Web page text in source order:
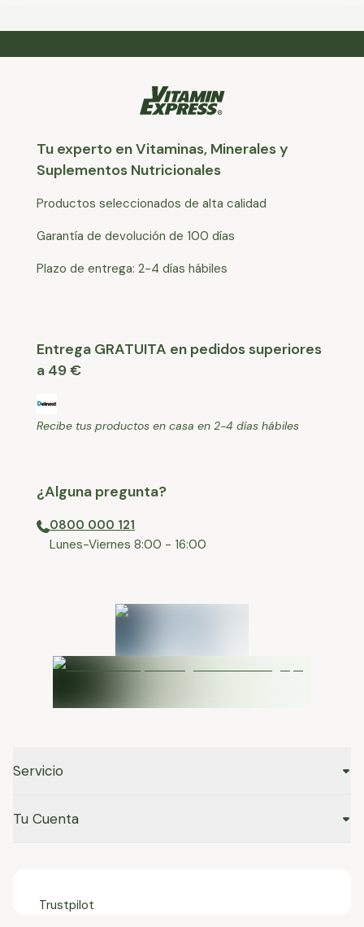
Tu experto en Vitaminas, Minerales y
Suplementos Nutricionales
Productos seleccionados de alta calidad
Garantía de devolución de 100 días
Plazo de entrega: 2-4 días hábiles
Entrega GRATUITA en pedidos superiores
a 49 €
Recibe tus productos en casa en 2-4 días hábiles
¿Alguna pregunta?
0800 000 121
⁠Lunes-Viernes 8:00 - 16:00
Servicio
Tu Cuenta
Trustpilot